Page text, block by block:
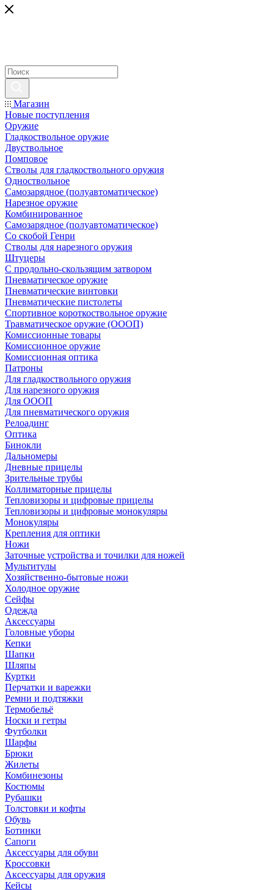
Магазин
Новые поступления
Оружие
Гладкоствольное оружие
Двуствольное
Помповое
Стволы для гладкоствольного оружия
Одноствольное
Самозарядное (полуавтоматическое)
Нарезное оружие
Комбинированное
Самозарядное (полуавтоматическое)
Со скобой Генри
Стволы для нарезного оружия
Штуцеры
С продольно-скользящим затвором
Пневматическое оружие
Пневматические винтовки
Пневматические пистолеты
Спортивное короткоствольное оружие
Травматическое оружие (ОООП)
Комиссионные товары
Комиссионное оружие
Комиссионная оптика
Патроны
Для гладкоствольного оружия
Для нарезного оружия
Для ОООП
Для пневматического оружия
Релоадинг
Оптика
Бинокли
Дальномеры
Дневные прицелы
Зрительные трубы
Коллиматорные прицелы
Тепловизоры и цифровые прицелы
Тепловизоры и цифровые монокуляры
Монокуляры
Крепления для оптики
Ножи
Заточные устройства и точилки для ножей
Мультитулы
Хозяйственно-бытовые ножи
Холодное оружие
Сейфы
Одежда
Аксессуары
Головные уборы
Кепки
Шапки
Шляпы
Куртки
Перчатки и варежки
Ремни и подтяжки
Термобельё
Носки и гетры
Футболки
Шарфы
Брюки
Жилеты
Комбинезоны
Костюмы
Рубашки
Толстовки и кофты
Обувь
Ботинки
Сапоги
Аксессуары для обуви
Кроссовки
Аксессуары для оружия
Кейсы